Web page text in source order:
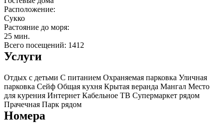
Расположение:
Сукко
Растояние до моря:
25 мин.
Всего посещений: 1412
Услуги
Отдых с детьми С питанием Охраняемая парковка Уличная
парковка Сейф Общая кухня Крытая веранда Мангал Место
для курения Интернет Кабельное ТВ Супермаркет рядом
Прачечная Парк рядом
Номера